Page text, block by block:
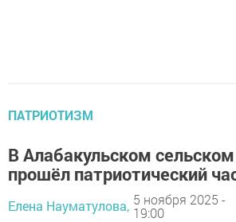
ПАТРИОТИЗМ
В Алабакульском
прошёл патриотический
Елена Науматулова, 5 ноября 2025 -
19:00